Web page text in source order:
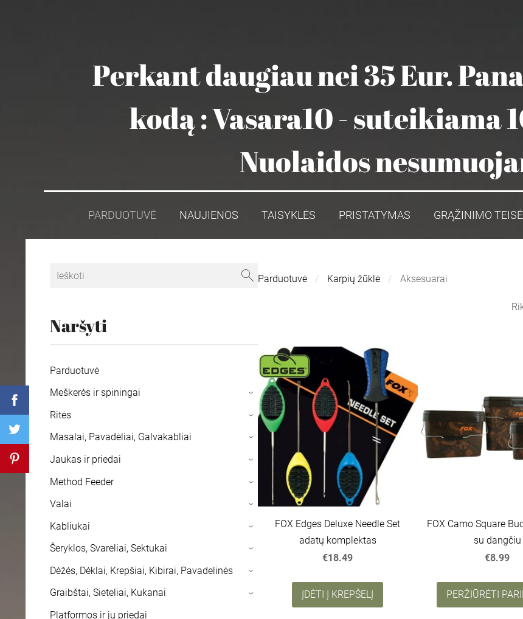
Perkant daugiau nei 35 Eur.
kodą : Vasara10 - suteikiama
Nuolaidos
PARDUOTUVĖ NAUJIENOS TAISYKLĖS PRISTATYMAS GRĄŽINIMO TEISĖ
Naršyti
Parduotuvė
Meškerės ir spiningai
›
Ritės ›
Masalai, Pavadėliai, Galvakabliai ›
Jaukas ir priedai ›
Method Feeder ›
Valai ›
Kabliukai ›
Šeryklos, Svareliai, Sektukai ›
Dėžės, Dėklai, Krepšiai, Kibirai, Pavadelinės ›
Graibštai, Sieteliai, Kukanai ›
Platformos ir jų priedai
Parduotuvė Karpių žūklė Aksesuarai
FOX Edges Deluxe Needle Set
adatų komplektas
€18.49
ĮDĖTI Į KREPŠELĮ
FOX Camo Square
su dangčiu
€8.99
PERŽIŪRĖTI